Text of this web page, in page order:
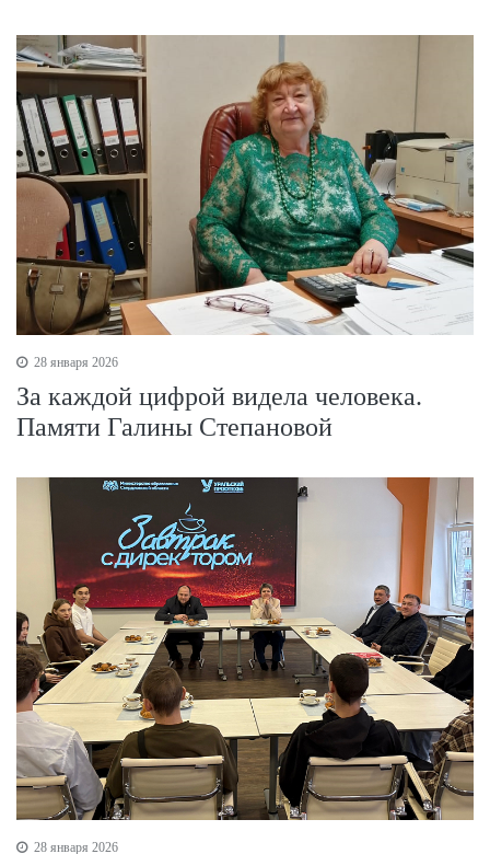
28 января 2026
За каждой цифрой видела человека.
Памяти Галины Степановой
28 января 2026